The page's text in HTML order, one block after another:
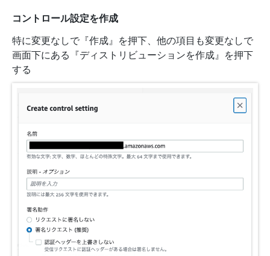
コントロール設定を作成
特に変更なしで『作成』を押下、他の項目も変更なしで
画面下にある『ディストリビューションを作成』を押下
する